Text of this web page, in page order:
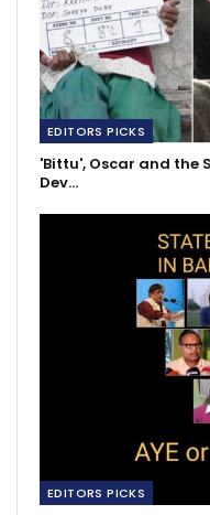
EDITORS PICKS
'Bittu', Oscar and the
Dev…
EDITORS PICKS